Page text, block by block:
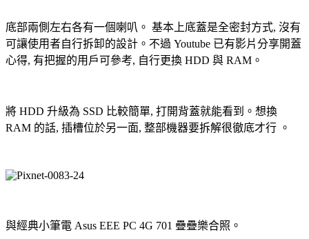
底部兩側左右各有一個喇叭。 基本上底蓋是全密封方式, 沒有
可讓使用者自行拆卸的設計。不過 Youtube 已有影片分享開蓋
心得, 有把握的用戶可參考, 自行更換 HDD 與 RAM。
將 HDD 升級為 SSD 比較簡單, 打開背蓋就能看到。想換
RAM 的話, 插槽位於另一面, 整部機器要拆解很徹底才行 。
與經典小筆電 Asus EEE PC 4G 701 疊疊樂合照。